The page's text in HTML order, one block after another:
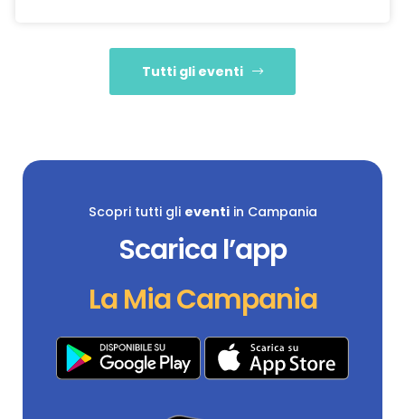
Tutti gli eventi
Scopri tutti gli eventiin Campania
Scarica l’app
La Mia Campania